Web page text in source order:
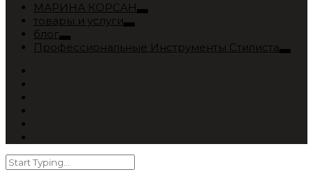
МАРИНА КОРСАН
товары и услуги
блог
Профессиональные Инструменты Стилиста